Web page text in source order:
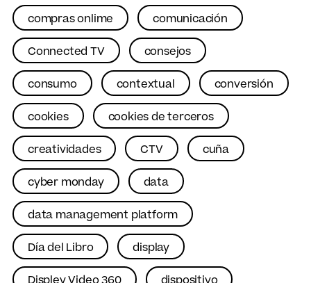
compras onlime comunicación
Connected TV consejos
consumo contextual conversión
cookies cookies de terceros
creatividades CTV cuña
cyber monday data
data management platform
Día del Libro display